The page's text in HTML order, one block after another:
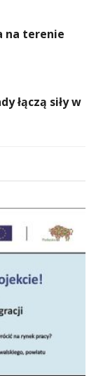
na terenie
łączą siły w